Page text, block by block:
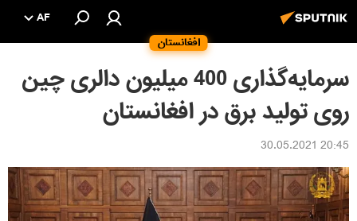
افغانستان
AF
سرمایه‌گذاری 400 میلیون دالری چین
روی تولید برق در افغانستان
20:45 30.05.2021